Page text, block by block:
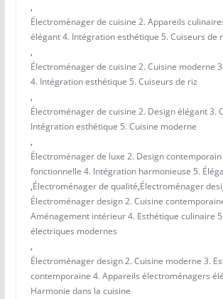
,
Électroménager de cuisine 2. Appareils
élégant 4. Intégration esthétique 5. Cuiseurs de
,
Électroménager de cuisine 2. Cuisine moderne
4. Intégration esthétique 5. Cuiseurs de riz
,
Électroménager de cuisine 2. Design élégant 3.
Intégration esthétique 5. Cuisine moderne
,
Électroménager de luxe 2. Design
fonctionnelle 4. Intégration harmonieuse 5.
,Électroménager de qualité,Électroménager
Électroménager design 2. Cuisine
Aménagement intérieur 4. Esthétique culinaire
électriques modernes
,
Électroménager design 2. Cuisine moderne 3.
contemporaine 4. Appareils électroménagers
Harmonie dans la cuisine